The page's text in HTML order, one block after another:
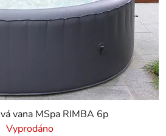
vana MSpa RIMBA 6p
Vyprodáno